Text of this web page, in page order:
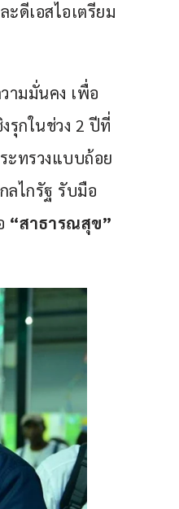
ดีเอสไอเตรียม
ามมั่นคง เพื่อ
รุกในช่วง 2 ปีที่
ะทรวงแบบถ้อย
ลไกรัฐ รับมือ
“สาธารณสุข”